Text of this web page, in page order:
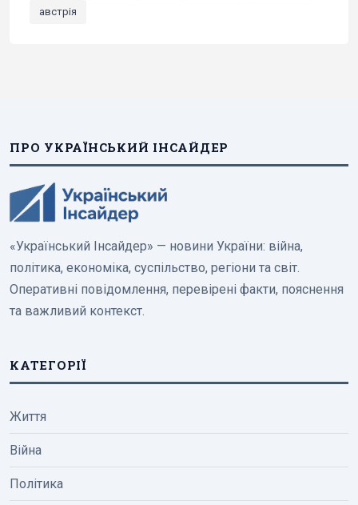
австрія
ПРО УКРАЇНСЬКИЙ ІНСАЙДЕР
«Український Інсайдер» — новини України: війна,
політика, економіка, суспільство, регіони та світ.
Оперативні повідомлення, перевірені факти, пояснення
та важливий контекст.
КАТЕГОРІЇ
Життя
Війна
Політика